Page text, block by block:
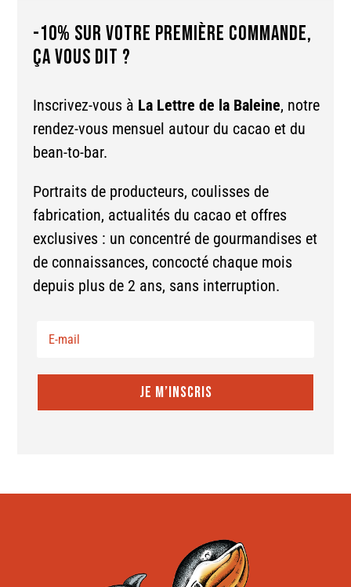
-10% SUR VOTRE PREMIÈRE COMMANDE,
ÇA VOUS DIT ?
Inscrivez-vous à La Lettre de la Baleine, notre
rendez-vous mensuel autour du cacao et du
bean-to-bar.
Portraits de producteurs, coulisses de
fabrication, actualités du cacao et offres
exclusives : un concentré de gourmandises et
de connaissances, concocté chaque mois
depuis plus de 2 ans, sans interruption.
JE M’INSCRIS